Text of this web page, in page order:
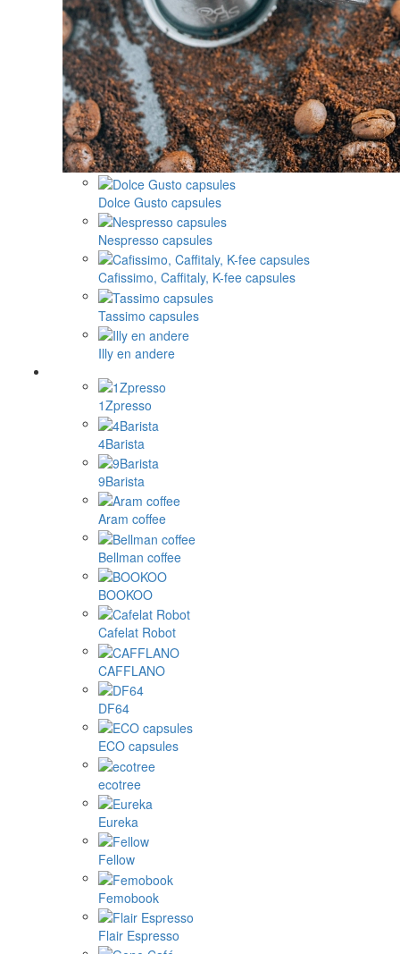
Dolce Gusto capsules
Nespresso capsules
Cafissimo, Caffitaly, K-fee capsules
Tassimo capsules
Illy en andere
1Zpresso
4Barista
9Barista
Aram coffee
Bellman coffee
BOOKOO
Cafelat Robot
CAFFLANO
DF64
ECO capsules
ecotree
Eureka
Fellow
Femobook
Flair Espresso